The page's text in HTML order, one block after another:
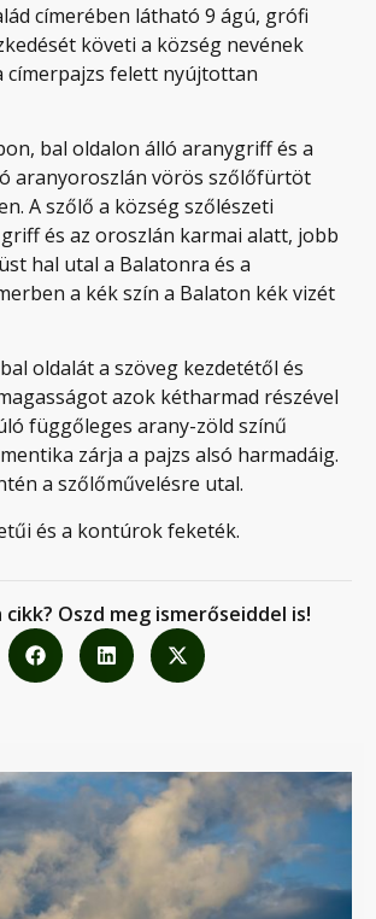
címerében látható 9 ágú, grófi
követi a község nevének
címerpajzs felett nyújtottan
bal oldalon álló aranygriff és a
aranyoroszlán vörös szőlőfürtöt
A szőlő a község szőlészeti
és az oroszlán karmai alatt, jobb
hal utal a Balatonra és a
a kék szín a Balaton kék vizét
oldalát a szöveg kezdetétől és
azok kétharmad részével
függőleges arany-zöld színű
zárja a pajzs alsó harmadáig.
a szőlőművelésre utal.
és a kontúrok feketék.
Oszd meg ismerőseiddel is!